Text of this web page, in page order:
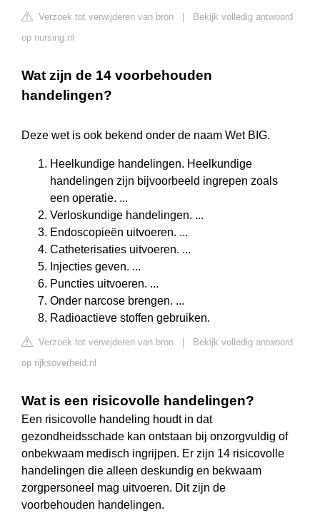
Verzoek tot verwijderen van bron
Bekijk volledig antwoord
op nursing.nl
Wat zijn de 14 voorbehouden
handelingen?
Deze wet is ook bekend onder de naam Wet BIG.
Heelkundige handelingen. Heelkundige
handelingen zijn bijvoorbeeld ingrepen zoals
een operatie. ...
Verloskundige handelingen. ...
Endoscopieën uitvoeren. ...
Catheterisaties uitvoeren. ...
Injecties geven. ...
Puncties uitvoeren. ...
Onder narcose brengen. ...
Radioactieve stoffen gebruiken.
Verzoek tot verwijderen van bron
Bekijk volledig antwoord
op rijksoverheid.nl
Wat is een risicovolle handelingen?
Een risicovolle handeling houdt in dat
gezondheidsschade kan ontstaan bij onzorgvuldig of
onbekwaam medisch ingrijpen. Er zijn 14 risicovolle
handelingen die alleen deskundig en bekwaam
zorgpersoneel mag uitvoeren. Dit zijn de
voorbehouden handelingen.